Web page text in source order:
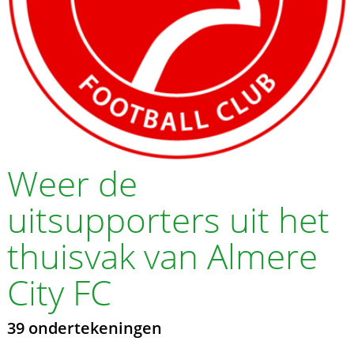
Weer de
uitsupporters uit het
thuisvak van Almere
City FC
39 ondertekeningen